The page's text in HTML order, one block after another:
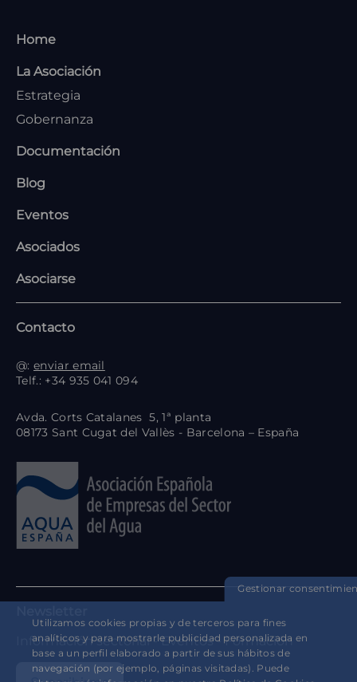
MENU
FOOTER
Home
La Asociación
Estrategia
Gobernanza
Documentación
Blog
Eventos
Asociados
Asociarse
Contacto
@: enviar email
Telf.: +34 935 041 094
Avda. Corts Catalanes 5, 1ª planta
08173 Sant Cugat del Vallès - Barcelona – España
Información sectorial - Eventos - Formación
Gestionar
Utilizamos cookies propias y de terceros para fines
analíticos y para mostrarle publicidad personalizada en
base a un perfil elaborado a partir de sus hábitos de
navegación (por ejemplo, páginas visitadas). Puede